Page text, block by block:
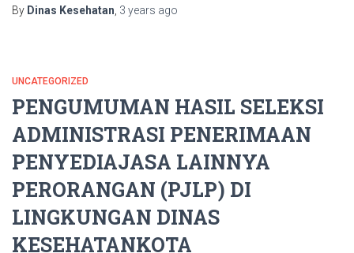
By Dinas Kesehatan 3 years ago
UNCATEGORIZED
PENGUMUMAN HASIL SELEKSI
ADMINISTRASI PENERIMAAN
PENYEDIAJASA LAINNYA
PERORANGAN (PJLP) DI
LINGKUNGAN DINAS
KESEHATANKOTA